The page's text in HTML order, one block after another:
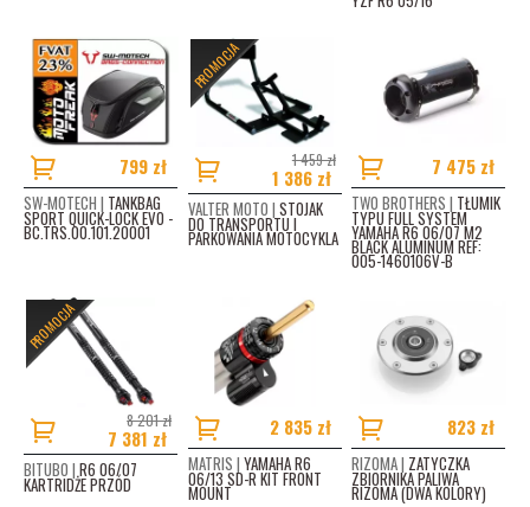
799 zł
SW-MOTECH | TANKBAG
SPORT QUICK-LOCK EVO -
BC.TRS.00.101.20001
PROMOCJA
1 459 zł
1 386 zł
VALTER MOTO | STOJAK
DO TRANSPORTU I
PARKOWANIA MOTOCYKLA
7 475 zł
TWO BROTHERS | TŁUMIK
TYPU FULL SYSTEM
YAMAHA R6 06/07 M2
BLACK ALUMINUM REF:
005-1460106V-B
PROMOCJA
8 201 zł
7 381 zł
BITUBO |R6 06/07
KARTRIDŻE PRZÓD
2 835 zł
MATRIS | YAMAHA R6
06/13 SD-R KIT FRONT
MOUNT
823 zł
RIZOMA | ZATYCZKA
ZBIORNIKA PALIWA
RIZOMA (DWA KOLORY)